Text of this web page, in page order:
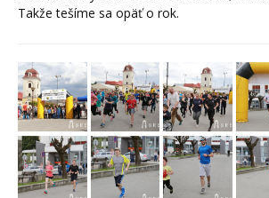
Takže tešíme sa opäť o rok.